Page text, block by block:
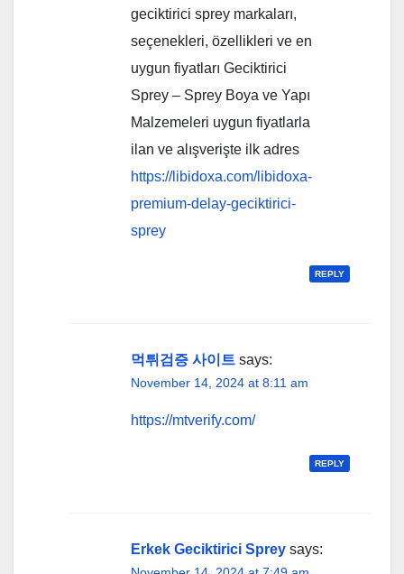
geciktirici sprey markaları,
seçenekleri, özellikleri ve en
uygun fiyatları Geciktirici
Sprey – Sprey Boya ve Yapı
Malzemeleri uygun fiyatlarla
ilan ve alışverişte ilk adres
https://libidoxa.com/libidoxa-
premium-delay-geciktirici-
sprey
REPLY
먹튀검증 사이트 says:
November 14, 2024 at 8:11 am
https://mtverify.com/
REPLY
Erkek Geciktirici Sprey says: